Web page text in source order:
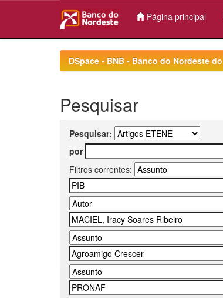
Página principal
DSpace - BNB - Banco do Nordeste
Pesquisar
Pesquisar:
por
Filtros correntes: